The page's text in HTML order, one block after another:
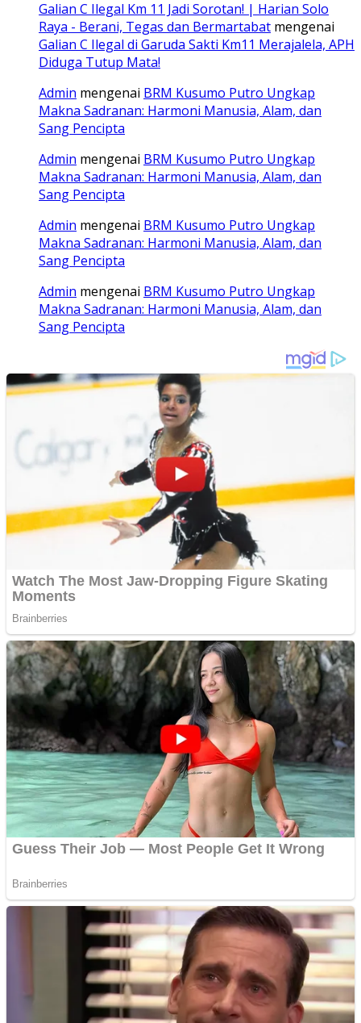
Galian C Ilegal Km 11 Jadi Sorotan! | Harian Solo
Raya - Berani, Tegas dan Bermartabat mengenai
Galian C Ilegal di Garuda Sakti Km11 Merajalela, APH
Diduga Tutup Mata!
Admin mengenai BRM Kusumo Putro Ungkap
Makna Sadranan: Harmoni Manusia, Alam, dan
Sang Pencipta
Admin mengenai BRM Kusumo Putro Ungkap
Makna Sadranan: Harmoni Manusia, Alam, dan
Sang Pencipta
Admin mengenai BRM Kusumo Putro Ungkap
Makna Sadranan: Harmoni Manusia, Alam, dan
Sang Pencipta
Admin mengenai BRM Kusumo Putro Ungkap
Makna Sadranan: Harmoni Manusia, Alam, dan
Sang Pencipta